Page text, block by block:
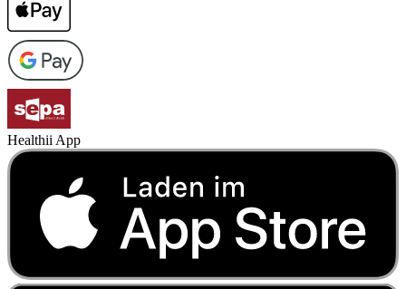
Healthii App